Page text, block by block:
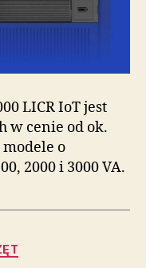
LICR IoT jest
w cenie od ok.
modele o
2000 i 3000 VA.